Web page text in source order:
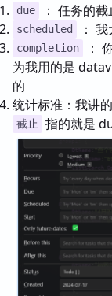
due ： 任务的
scheduled ：
completion
：
为我用的是
的
统计标准：我讲的
截止 指的就是